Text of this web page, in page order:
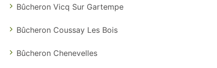
Bûcheron Vicq Sur Gartempe
Bûcheron Coussay Les Bois
Bûcheron Chenevelles